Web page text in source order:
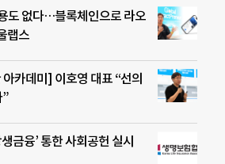
도 없다…블록체인으로 라오
랩스
카데미] 이호영 대표 “선의
”
금융’ 통한 사회공헌 실시